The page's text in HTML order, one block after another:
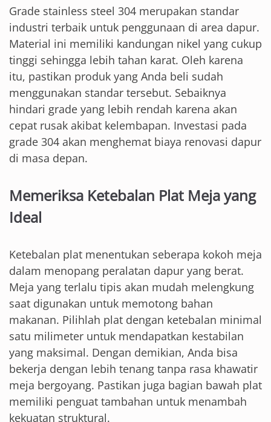
Grade stainless steel 304 merupakan standar
industri terbaik untuk penggunaan di area dapur.
Material ini memiliki kandungan nikel yang cukup
tinggi sehingga lebih tahan karat. Oleh karena
itu, pastikan produk yang Anda beli sudah
menggunakan standar tersebut. Sebaiknya
hindari grade yang lebih rendah karena akan
cepat rusak akibat kelembapan. Investasi pada
grade 304 akan menghemat biaya renovasi dapur
di masa depan.
Memeriksa Ketebalan Plat Meja yang
Ideal
Ketebalan plat menentukan seberapa kokoh meja
dalam menopang peralatan dapur yang berat.
Meja yang terlalu tipis akan mudah melengkung
saat digunakan untuk memotong bahan
makanan. Pilihlah plat dengan ketebalan minimal
satu milimeter untuk mendapatkan kestabilan
yang maksimal. Dengan demikian, Anda bisa
bekerja dengan lebih tenang tanpa rasa khawatir
meja bergoyang. Pastikan juga bagian bawah plat
memiliki penguat tambahan untuk menambah
kekuatan struktural.